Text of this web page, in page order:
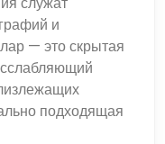
и
— это скрытая
подходящая